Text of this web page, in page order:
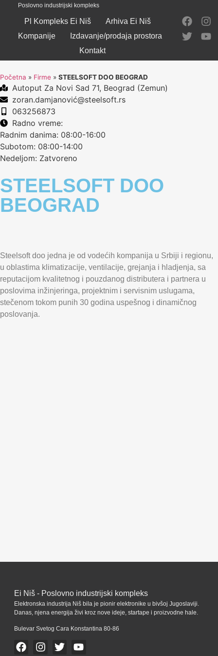
Poslovno industrijski kompleks
Pl Kompleks Ei Niš
Arhiva Ei Niš
Kompanije
Izdavanje/prodaja prostora
Kontakt
Početna » Firme » STEELSOFT DOO BEOGRAD
Autoput Za Novi Sad 71, Beograd (Zemun)
zoran.damjanović@steelsoft.rs
063256873
Radno vreme:
Radnim danima: 08:00-16:00
Subotom: 08:00-14:00
Nedeljom: Zatvoreno
STEELSOFT DOO
BEOGRAD
Steelsoft doo jedna je od vodećih kompanija u Srbiji i regionu,
u oblastima klimatizacije, ventilacije, grejanja i hladjenja, sa
reputacijom kvalitetnog i pouzdanog distributera i partnera u
poslovima inžinjeringa, projektnim i servisnim uslugama,
stečenom tokom punih 30 godina uspešnog i dinamičnog
poslovanja.
Ei Niš - Poslovno industrijski kompleks
Elektronska industrija Niš bila je pionir elektronike u bivšoj Jugoslaviji.
Danas, njena energija živi kroz nove ideje, startape i proizvodne hale.
Bulevar Svetog Cara Konstantina 80-86